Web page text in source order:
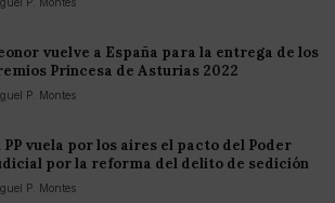
vuelve a España para la entrega de los
Princesa de Asturias 2022
P. Montes
PP vuela por los aires el pacto del Poder
por la reforma del delito de sedición
P. Montes